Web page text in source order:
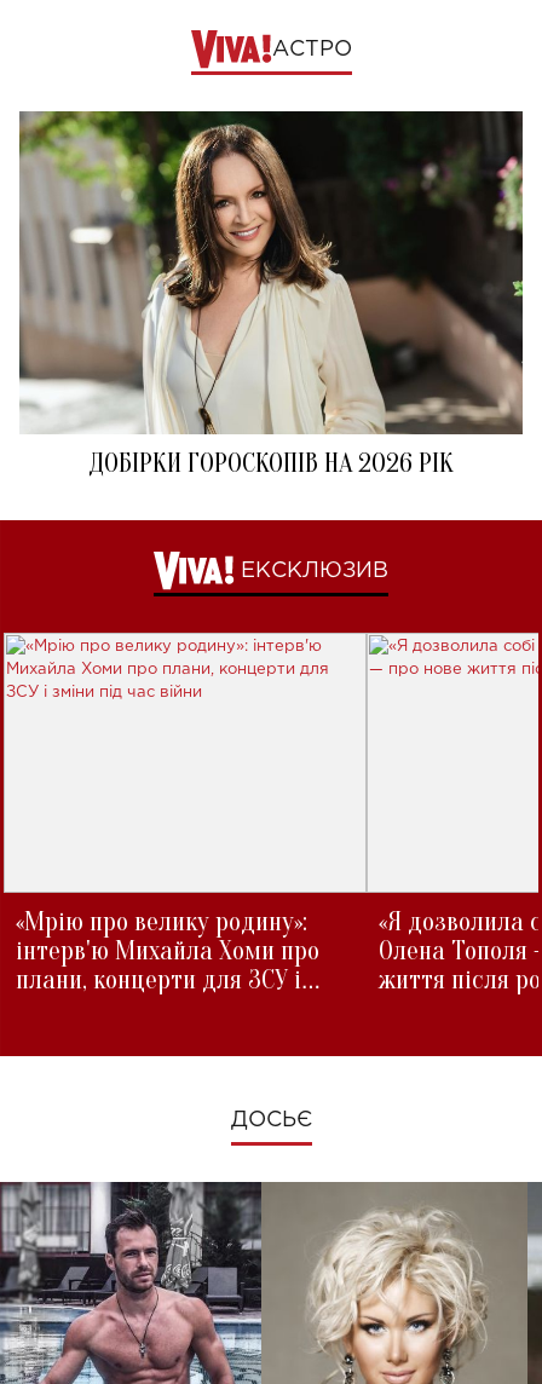
АСТРО
ДОБІРКИ ГОРОСКОПІВ НА 2026 РІК
ЕКСКЛЮЗИВ
«Мрію про велику родину»:
інтерв'ю Михайла Хоми про
плани, концерти для ЗСУ і
«Я дозволила
Олена Тополя
життя після
ДОСЬЄ